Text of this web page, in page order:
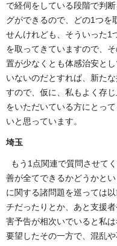
で経伺をしている段階で判
グができるので、どの1つを
せんけれども、そういった1
を取ってきていますので、
置が少なくとも体感治安と
いないのだとすれば、新た
すので、仮に、私もよく存
をいただいている方にとっ
いと思っています。
埼玉
もう1点関連で質問させて
善が全てできるかどうかと
に関する諸問題を巡っては
チだったりとか、あと支援
害予告が相次いでいると私
要望したその一方で、混乱